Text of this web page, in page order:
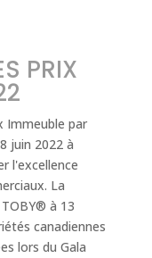
PRIX
Immeuble par
juin 2022 à
l'excellence
La
à 13
canadiennes
lors du Gala